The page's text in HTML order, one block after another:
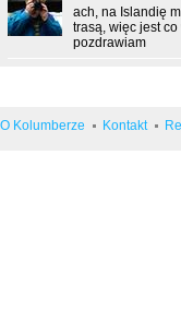
ach, na Islandię
trasą, więc jest
pozdrawiam
O Kolumberze Kontakt